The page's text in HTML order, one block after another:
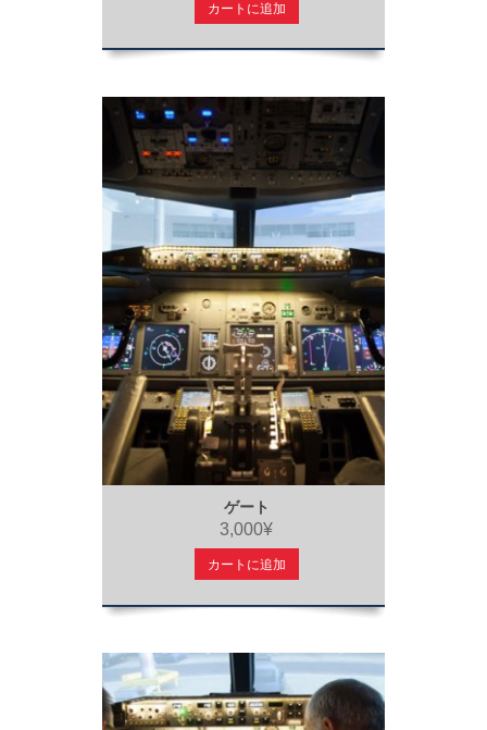
カートに追加
ゲート
3,000¥
カートに追加